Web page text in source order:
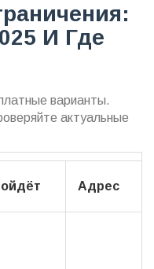
И Где
варианты.
актуальные
Адрес